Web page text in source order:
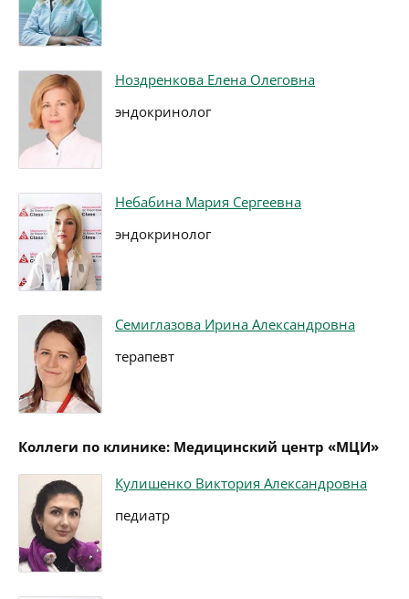
Ноздренкова Елена Олеговна
эндокринолог
Небабина Мария Сергеевна
эндокринолог
Семиглазова Ирина Александровна
терапевт
Коллеги по клинике: Медицинский центр «МЦИ»
Кулишенко Виктория Александровна
педиатр